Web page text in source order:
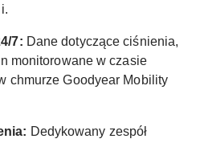
7: Dane dotyczące ciśnienia,
monitorowane w czasie
chmurze Goodyear Mobility
Dedykowany zespół